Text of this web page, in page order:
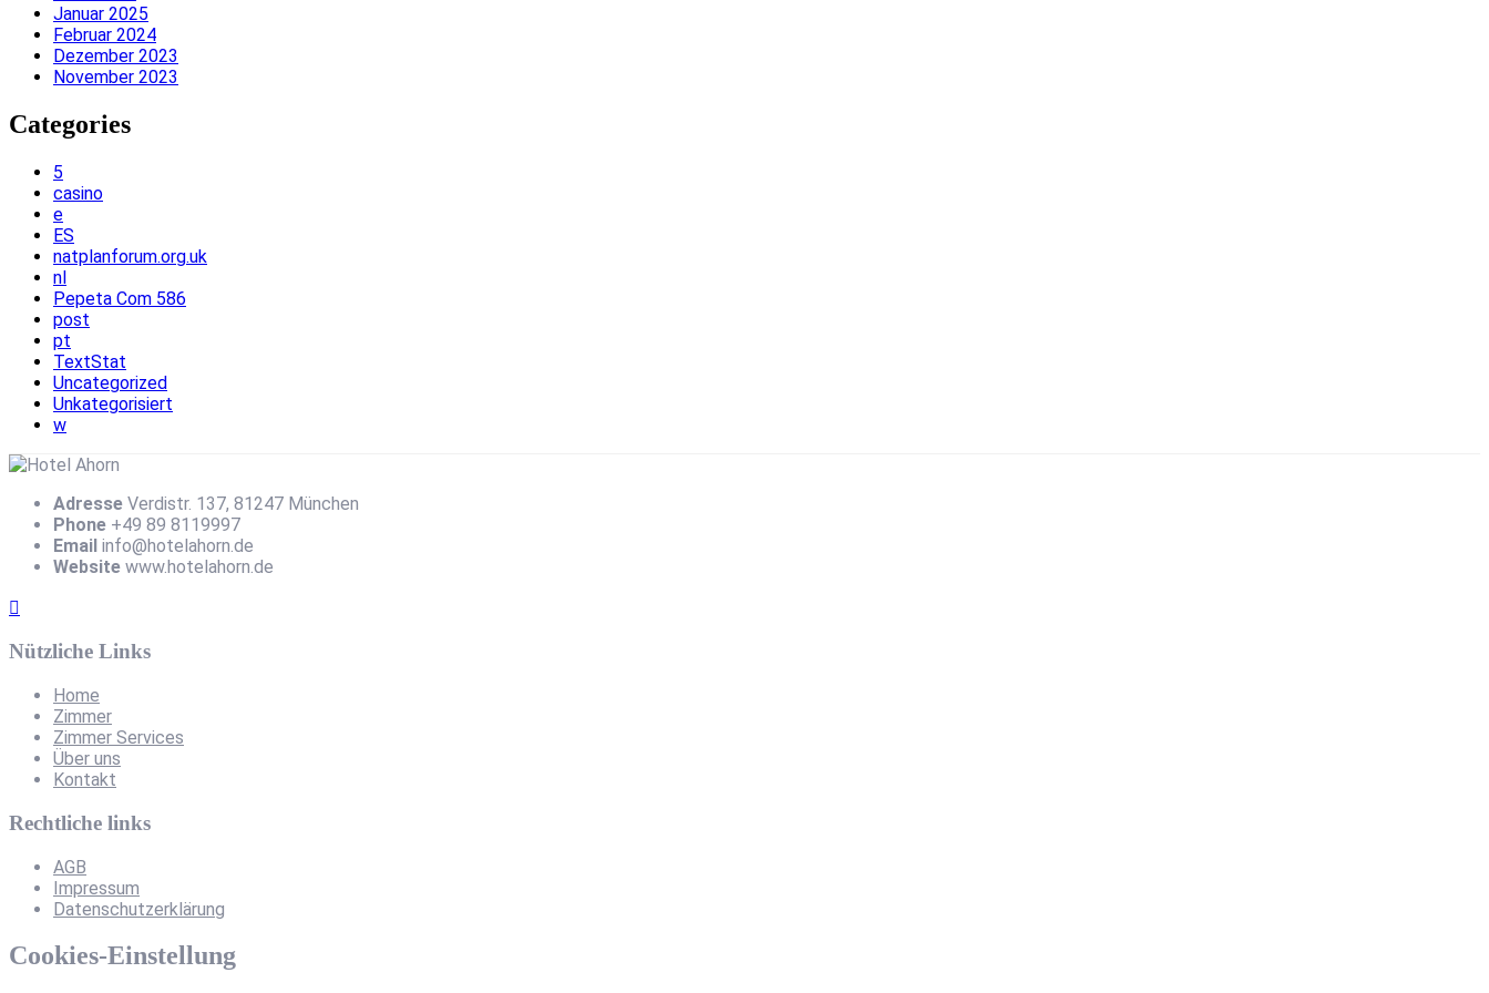
Januar 2025
Februar 2024
Dezember 2023
November 2023
Categories
5
casino
e
ES
natplanforum.org.uk
nl
Pepeta Com 586
post
pt
TextStat
Uncategorized
Unkategorisiert
w
Adresse Verdistr. 137, 81247 München
Phone +49 89 8119997
Email info@hotelahorn.de
Website www.hotelahorn.de
Nützliche Links
Home
Zimmer
Zimmer Services
Über uns
Kontakt
Rechtliche links
AGB
Impressum
Datenschutzerklärung
Cookies-Einstellung